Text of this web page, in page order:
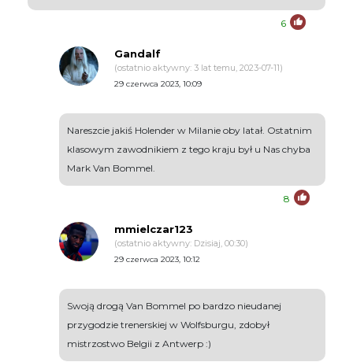
6
Gandalf
(ostatnio aktywny: 3 lat temu, 2023-07-11)
29 czerwca 2023, 10:09
Nareszcie jakiś Holender w Milanie oby latał. Ostatnim
klasowym zawodnikiem z tego kraju był u Nas chyba
Mark Van Bommel.
8
mmielczar123
(ostatnio aktywny: Dzisiaj, 00:30)
29 czerwca 2023, 10:12
Swoją drogą Van Bommel po bardzo nieudanej
przygodzie trenerskiej w Wolfsburgu, zdobył
mistrzostwo Belgii z Antwerp :)